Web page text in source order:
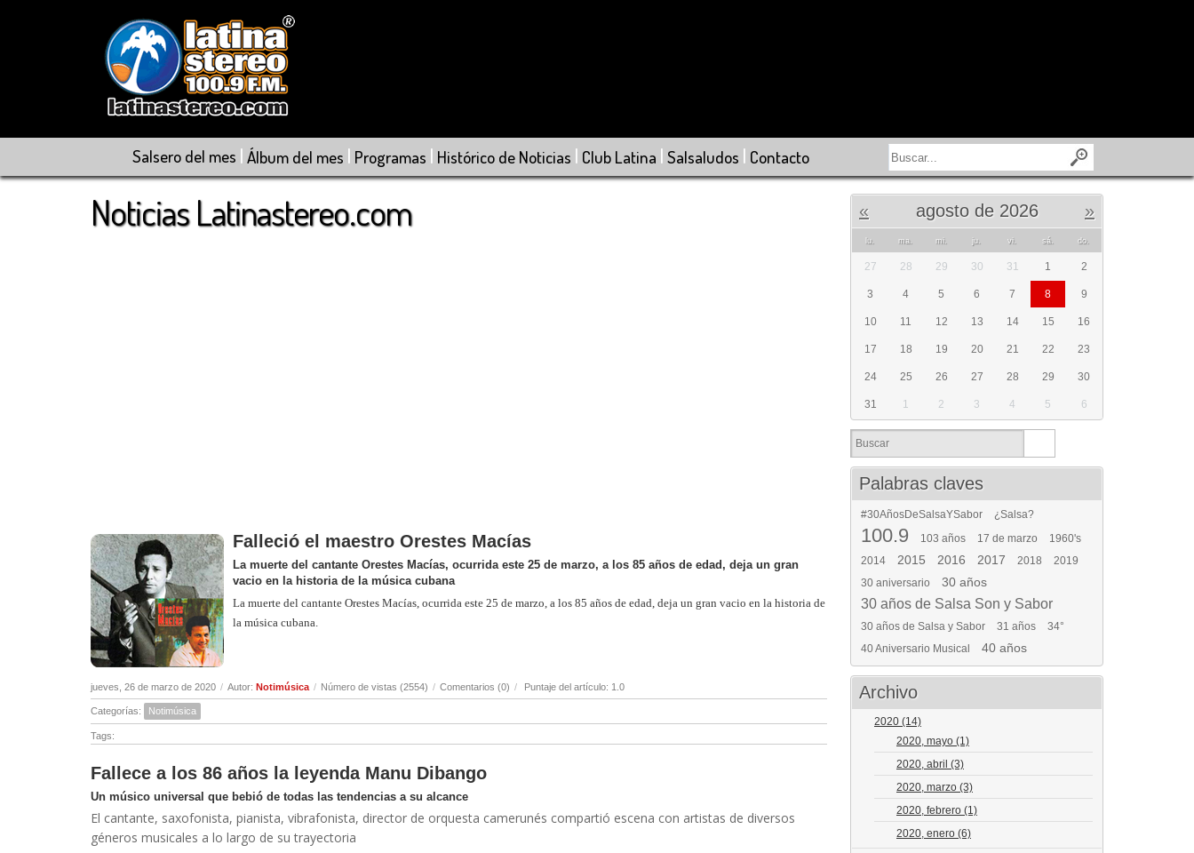
Salsero del mes | Álbum del mes | Programas | Histórico de Noticias | Club Latina | Salsaludos | Contacto
Noticias Latinastereo.com
Falleció el maestro Orestes Macías
La muerte del cantante Orestes Macías, ocurrida este 25 de marzo, a los 85 años de edad, deja un gran
vacio en la historia de la música cubana
La muerte del cantante Orestes Macías, ocurrida este 25 de marzo, a los 85 años de edad, deja un gran vacio en la historia de
la música cubana.
jueves, 26 de marzo de 2020 / Autor: Notimúsica / Número de vistas (2554) / Comentarios (0) / Puntaje del artículo: 1.0
Categorías: Notimúsica
Tags:
Fallece a los 86 años la leyenda Manu Dibango
Un músico universal que bebió de todas las tendencias a su alcance
El cantante, saxofonista, pianista, vibrafonista, director de orquesta camerunés compartió escena con artistas de diversos
géneros musicales a lo largo de su trayectoria
« agosto de 2026 »
lu. ma. mi. ju. vi. sá. do.
27 28 29 30 31 1 2
3 4 5 6 7 8 9
10 11 12 13 14 15 16
17 18 19 20 21 22 23
24 25 26 27 28 29 30
31 1 2 3 4 5 6
Palabras claves
#30AñosDeSalsaYSabor ¿Salsa?
100.9 103 años 17 de marzo
1960's
2014
2015 2016 2017 2018
2019
30 aniversario
30 años
30 años de Salsa Son y Sabor
30 años de Salsa y Sabor 31 años
34°
40 Aniversario Musical
40 años
Archivo
2020 (14)
2020, mayo (1)
2020, abril (3)
2020, marzo (3)
2020, febrero (1)
2020, enero (6)